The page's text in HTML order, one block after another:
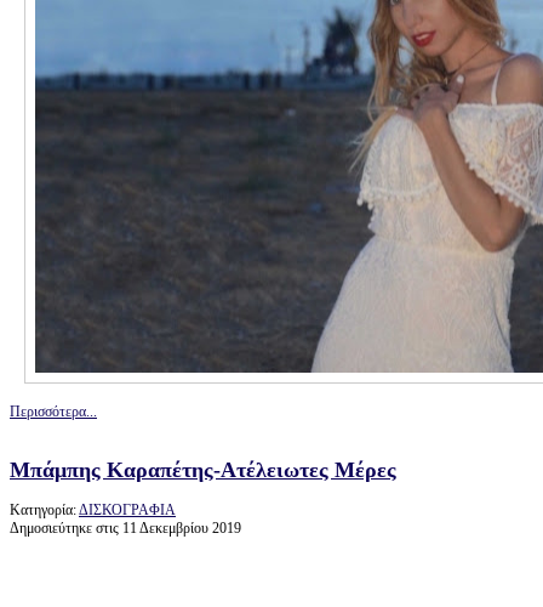
Περισσότερα...
Μπάμπης Καραπέτης-Ατέλειωτες Μέρες
Κατηγορία:ΔΙΣΚΟΓΡΑΦΙΑ
Δημοσιεύτηκε στις 11 Δεκεμβρίου 2019